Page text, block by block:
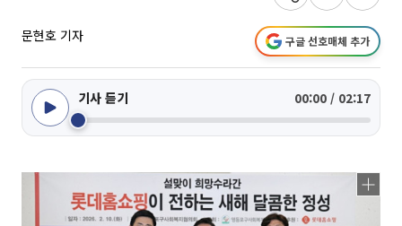
문현호 기자 구글 선호매체 추가
기사 듣기 00:00 / 02:17